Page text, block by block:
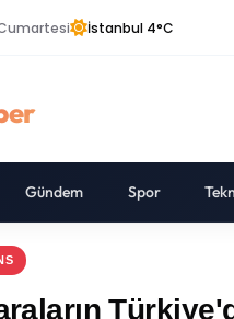
İstanbul 4°C
Gündem Spor